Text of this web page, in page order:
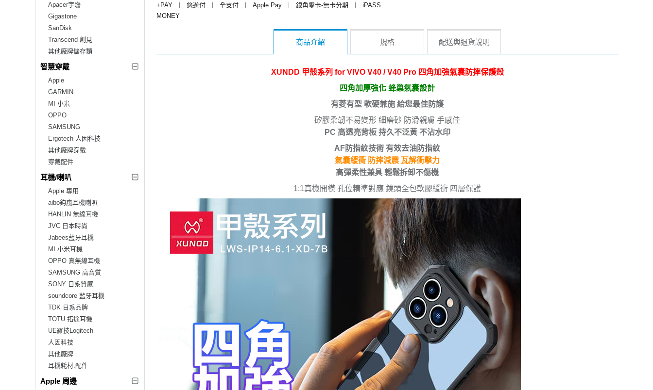
Apacer宇瞻
Gigastone
SanDisk
Transcend 創見
其他廠牌儲存類
智慧穿戴
Apple
GARMIN
MI 小米
OPPO
SAMSUNG
Ergotech 人因科技
其他廠牌穿戴
穿戴配件
耳機/喇叭
Apple 專用
aibo鈞嵐耳機喇叭
HANLIN 無線耳機
JVC 日本時尚
Jabees藍牙耳機
MI 小米耳機
OPPO 真無線耳機
SAMSUNG 高音質
SONY 日系質感
soundcore 藍牙耳機
TDK 日系品牌
TOTU 拓途耳機
UE羅技Logitech
人因科技
其他廠牌
耳機耗材.配件
Apple 周邊
+PAY
︱ 悠遊付 ︱ 全支付 ︱ Apple Pay ︱ 銀角零卡-無卡分期 ︱
iPASS
MONEY
商品介紹 規格 配送與退貨說明
XUNDD 甲殼系列 for VIVO V40 / V40 Pro 四角加強氣囊防摔保護殼
四角加厚強化 蜂巢氣囊設計
有菱有型 軟硬兼施 給您最佳防護
矽膠柔韌不易變形 細磨砂 防滑親膚 手感佳
PC 高透亮背板 持久不泛黃 不沾水印
AF防指紋技術 有效去油防指紋
氣囊緩衝 防摔減震 瓦解衝擊力
高彈柔性兼具 輕鬆拆卸不傷機
1:1真機開模 孔位精準對應 鏡頭全包軟膠緩衝 四層保護